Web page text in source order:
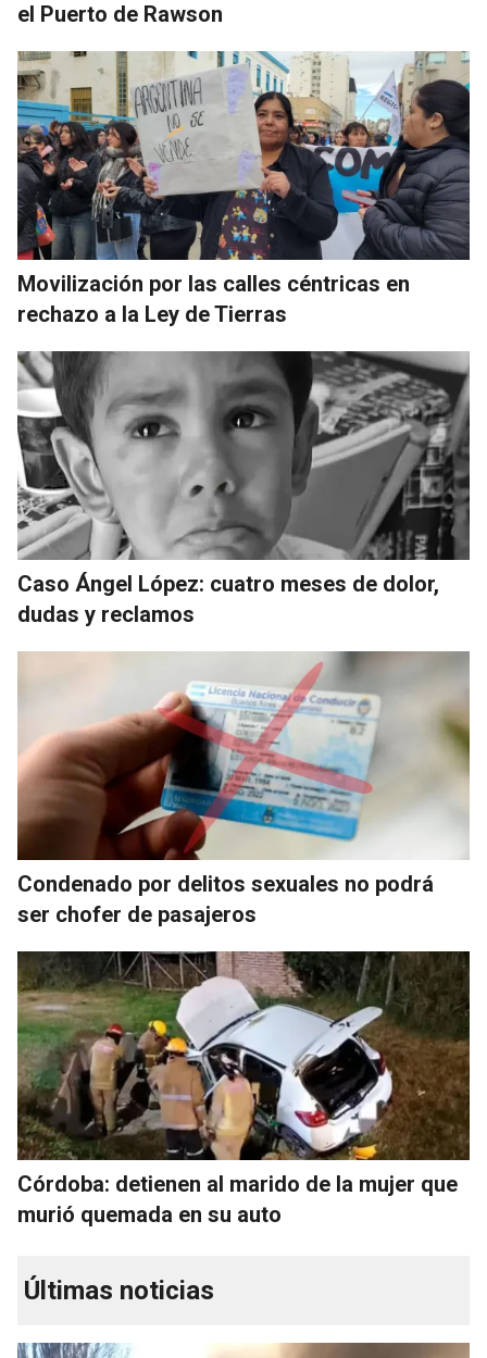
el Puerto de Rawson
Movilización por las calles céntricas en
rechazo a la Ley de Tierras
Caso Ángel López: cuatro meses de dolor,
dudas y reclamos
Condenado por delitos sexuales no podrá
ser chofer de pasajeros
Córdoba: detienen al marido de la mujer que
murió quemada en su auto
Últimas noticias